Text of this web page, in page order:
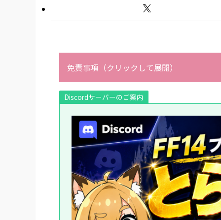
免責事項（クリックして展開）
Discordサーバーのご案内